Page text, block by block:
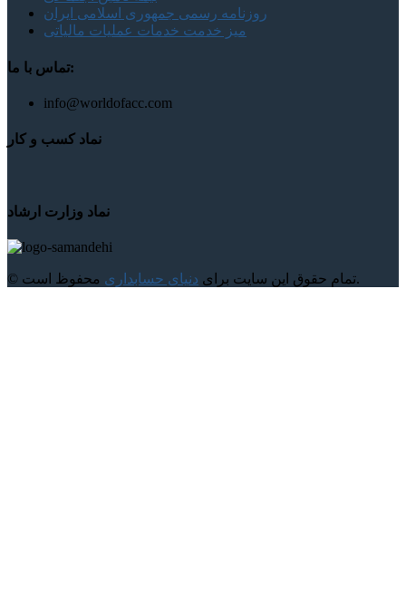
روزنامه رسمی جمهوری اسلامی ایران
میز خدمت خدمات عملیات مالیاتی
تماس با ما:
info@worldofacc.com
نماد کسب و کار
نماد وزارت ارشاد
© تمام حقوق این سایت برای دنیای حسابداری محفوظ است.